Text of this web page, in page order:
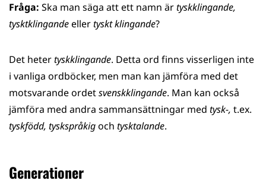
Fråga: Ska man säga att ett namn ärtyskklingande,
tysktklingandeellertyskt klingande?
Det hetertyskklingande. Detta ord finns visserligen inte
i vanliga ordböcker, men man kan jämföra med det
motsvarande ordetsvenskklingande. Man kan också
jämföra med andra sammansättningar med tysk-, t.ex.
tyskfödd, tyskspråkigoch tysktalande.
Generationer